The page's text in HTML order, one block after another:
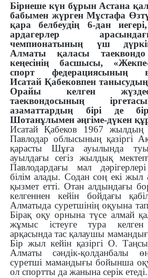
Бірнеше күн бұрын Астана
бабымен жүрген Мұстафа
қара белбеудің 6-дан
ардагерлер
чемпионатының үш
Алматы қаласы таеквондо
кеңесінің басшысы,
спорт федерациясының
Исатай Қабековпен танысудың
Орайы келген
таеквондосының
азаматтардың бірі де
Шотанұлымен әңгіме-дүкен
ИсатайҚабеков 1967
Павлодар облысының қазіргі
қарасты Шұға ауылында
ауылдағы сегіз жылдық
Павлодардағы мал
білім алады. Содан соң екі жыл
қызмет етті. Отан алдындағы
келгеннен кейін бойдағы
Алматыда суретшінің оқуына
Бірақ оқу орнына түсе алмай
жұмыс істеуге тура
арқасында тас қалаушы
Бір жыл кейін қазіргі О.
Алматы сәндік-қолданбалы
суретші мамандығы бойынша
ол спортты да жанына серік етеді.